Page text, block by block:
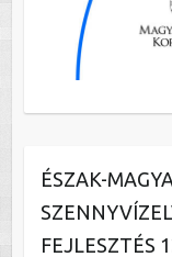
ÉSZAK-
FEJLESZTÉS